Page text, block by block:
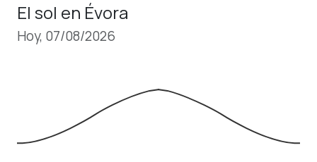
El sol en Évora
Hoy, 07/08/2026